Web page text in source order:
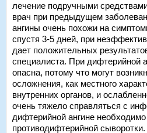
лечение подручными
врач при предыдущем
ангины очень похожи на
спустя 3-5 дней, при
дает положительных
специалиста. При дифтерийной
опасна, потому что могут
осложнения, как местного
внутренних органов, и
очень тяжело справляться с
дифтерийной ангине
противодифтерийной